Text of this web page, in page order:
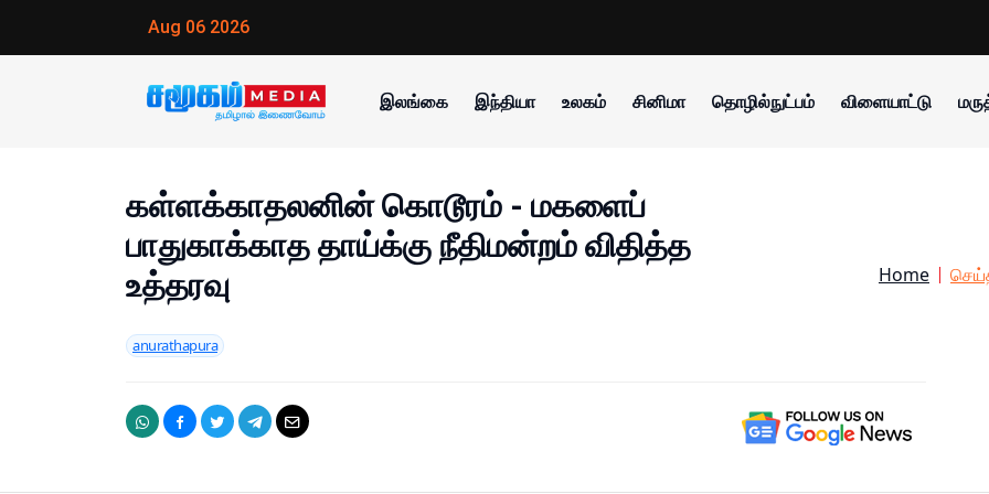
Aug 06 2026
இலங்கை இந்தியா உலகம் சினிமா தொழில்நுட்பம் விளையாட்டு
கள்ளக்காதலனின் கொடூரம் - மகளைப்
பாதுகாக்காத தாய்க்கு நீதிமன்றம் விதித்த
உத்தரவு
anurathapura
Home